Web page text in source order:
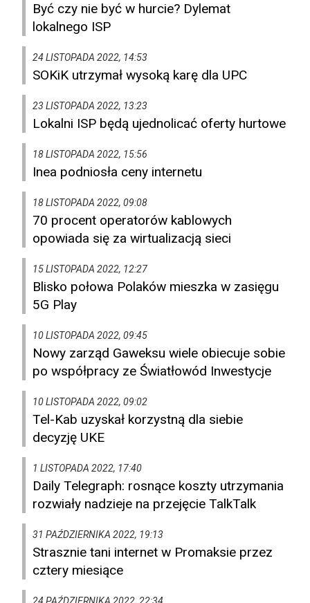
Być czy nie być w hurcie? Dylemat
lokalnego ISP
24 LISTOPADA 2022, 14:53
SOKiK utrzymał wysoką karę dla UPC
23 LISTOPADA 2022, 13:23
Lokalni ISP będą ujednolicać oferty hurtowe
18 LISTOPADA 2022, 15:56
Inea podniosła ceny internetu
18 LISTOPADA 2022, 09:08
70 procent operatorów kablowych
opowiada się za wirtualizacją sieci
15 LISTOPADA 2022, 12:27
Blisko połowa Polaków mieszka w zasięgu
5G Play
10 LISTOPADA 2022, 09:45
Nowy zarząd Gaweksu wiele obiecuje sobie
po współpracy ze Światłowód Inwestycje
10 LISTOPADA 2022, 09:02
Tel-Kab uzyskał korzystną dla siebie
decyzję UKE
1 LISTOPADA 2022, 17:40
Daily Telegraph: rosnące koszty utrzymania
rozwiały nadzieje na przejęcie TalkTalk
31 PAŹDZIERNIKA 2022, 19:13
Strasznie tani internet w Promaksie przez
cztery miesiące